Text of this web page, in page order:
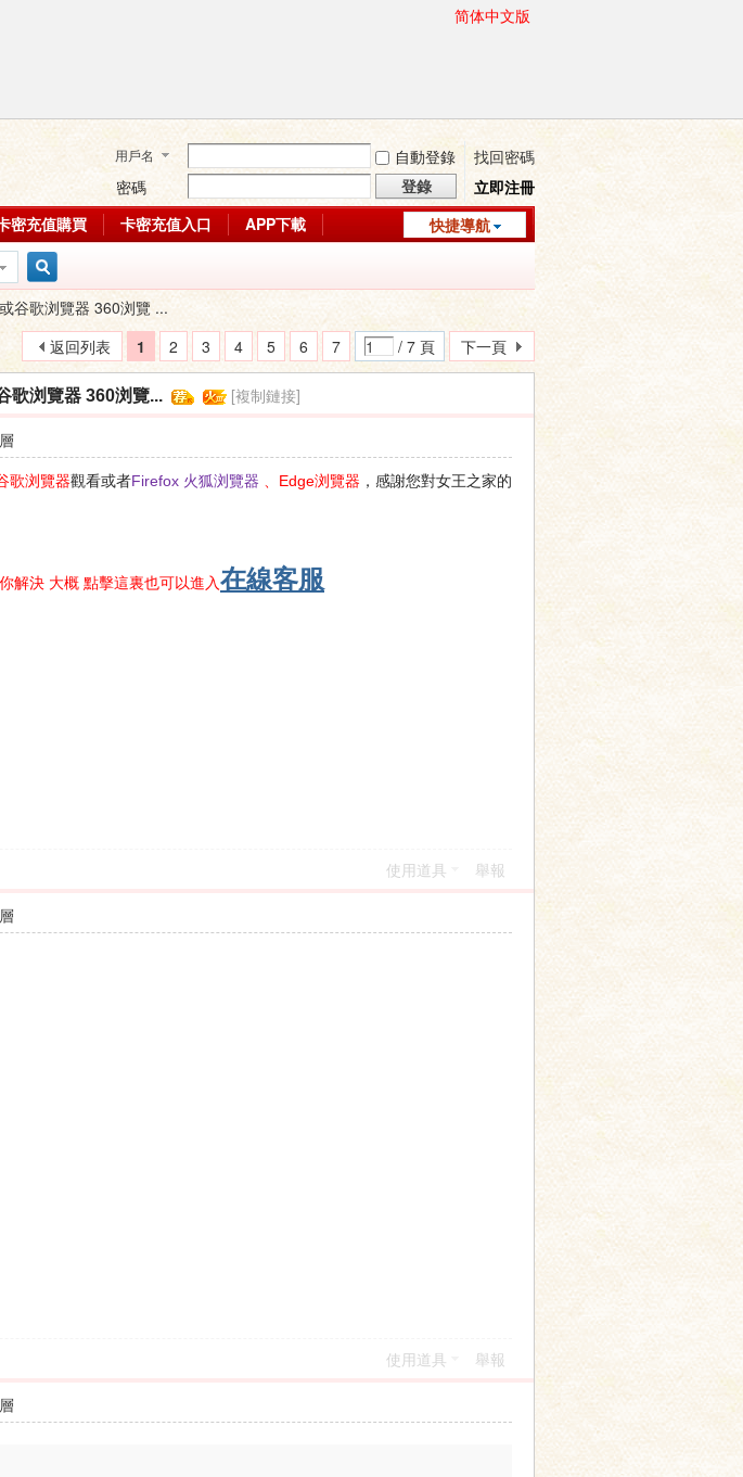
简体中文版
用戶名 自動登錄
找回密碼
密碼
登錄
立即注冊
快捷導航
密充值購買 卡密充值入口
APP下載
搜
索
谷歌浏覽器 360浏覽 ...
1
2 3 4 5 6 7 / 7 頁 下一頁
返回列表
歌浏覽器 360浏覽... [複制鏈接]
歌浏覽器觀看或者Firefox 火狐浏覽器 、Edge浏覽器 ，感謝您對女王之家的
解決 大概 點擊這裏也可以進入在線客服
使用道具 舉報
使用道具 舉報